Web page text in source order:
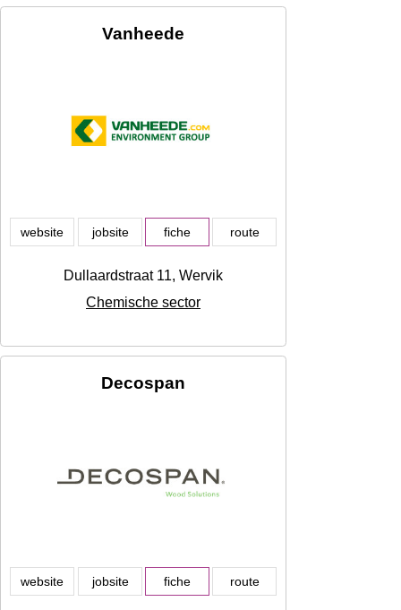
Vanheede
website jobsite fiche route
Dullaardstraat 11, Wervik
Chemische sector
Decospan
website jobsite fiche route